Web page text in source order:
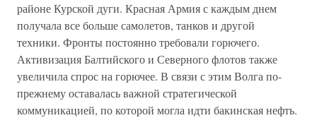
районе Курской дуги. Красная Армия с каждым днем
получала все больше самолетов, танков и другой
техники. Фронты постоянно требовали горючего.
Активизация Балтийского и Северного флотов также
увеличила спрос на горючее. В связи с этим Волга по-
прежнему оставалась важной стратегической
коммуникацией, по которой могла идти бакинская нефть.